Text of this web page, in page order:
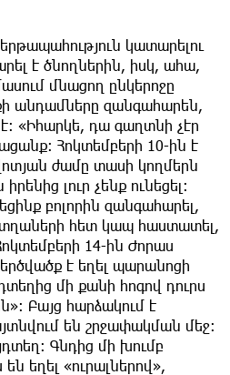
կատարելու
է ծնողներին, իսկ, ահա,
մնացող ընկերոջը
անդամները զանգահարեն,
«Իհարկե, դա գաղտնի չէր
Հոկտեմբերի 10-ին է
ժամը տասի կողմերն
լուր չենք ունեցել։
բոլորին զանգահարել,
տղաների հետ կապ հաստատել,
14-ին Ժորաս
է եղել պարանոցի
մի քանի հոգով դուրս
Բայց հարձակում է
են շրջափակման մեջ։
Գնդից մի խումբ
եղել «ուրալներով»,